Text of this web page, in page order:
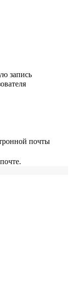
запись
почты